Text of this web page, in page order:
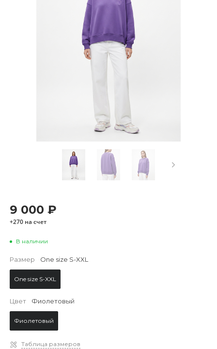
9 000 ₽
+270 на счет
В наличии
Размер One size S-XXL
One size S-XXL
Цвет Фиолетовый
Фиолетовый
Таблица размеров